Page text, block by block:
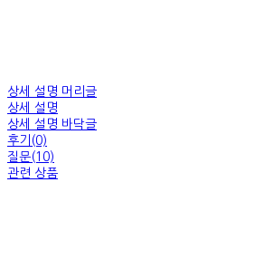
상세 설명 머리글
상세 설명
상세 설명 바닥글
후기(0)
질문(10)
관련 상품